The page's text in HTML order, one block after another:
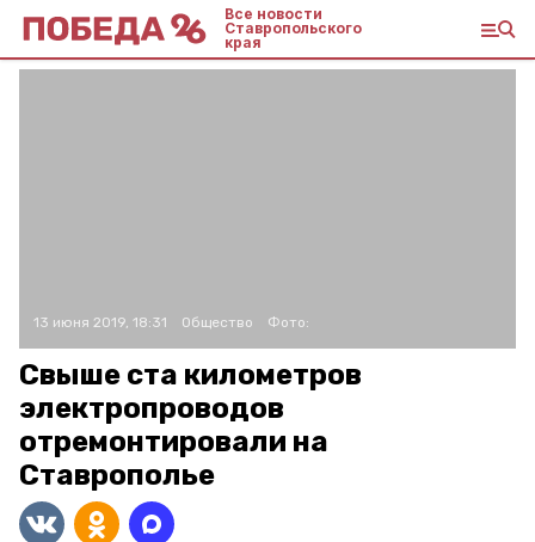
Все новости
Ставропольского
края
13 июня 2019, 18:31 Общество Фото:
Свыше ста километров
электропроводов
отремонтировали на
Ставрополье